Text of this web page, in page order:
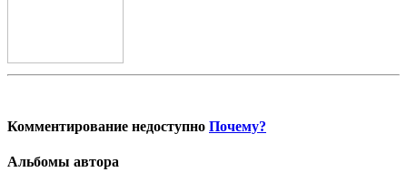
Комментирование недоступно Почему?
Альбомы автора